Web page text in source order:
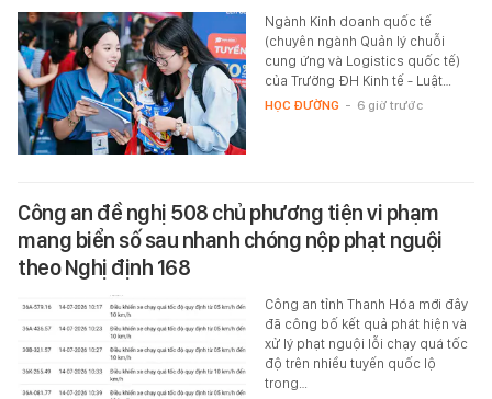
Ngành Kinh doanh quốc tế
(chuyên ngành Quản lý chuỗi
cung ứng và Logistics quốc tế)
của Trường ĐH Kinh tế - Luật…
HỌC ĐƯỜNG - 6 giờ trước
Công an đề nghị 508 chủ phương tiện vi phạm
mang biển số sau nhanh chóng nộp phạt nguội
theo Nghị định 168
Công an tỉnh Thanh Hóa mới đây
đã công bố kết quả phát hiện và
xử lý phạt nguội lỗi chạy quá tốc
độ trên nhiều tuyến quốc lộ
trong…